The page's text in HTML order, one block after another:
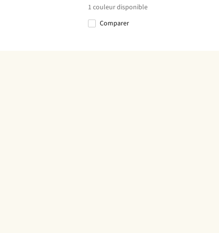
1 couleur disponible
Comparer